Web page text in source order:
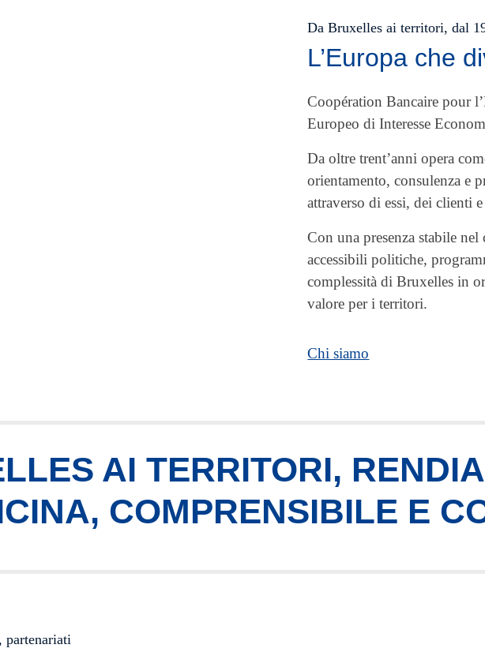
Da Bruxelles ai territori, dal
L’Europa che
Coopération Bancaire pour
Europeo di Interesse
Da oltre trent’anni opera
orientamento, consulenza e
attraverso di essi, dei clienti
Con una presenza stabile
accessibili politiche,
complessità di Bruxelles in
valore per i territori.
Chi siamo
AI TERRITORI,
COMPRENSIBILE E
partenariati